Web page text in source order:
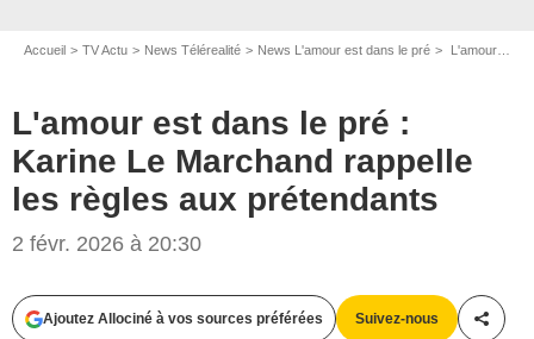
Accueil TV Actu News Télérealité News L'amour est dans le pré L'amour est dans le pré : Karine Le Marchand rappelle les règles aux prétendants
L'amour est dans le pré :
Karine Le Marchand rappelle
les règles aux prétendants
2 févr. 2026 à 20:30
Ajoutez Allociné à vos sources préférées Suivez-nous